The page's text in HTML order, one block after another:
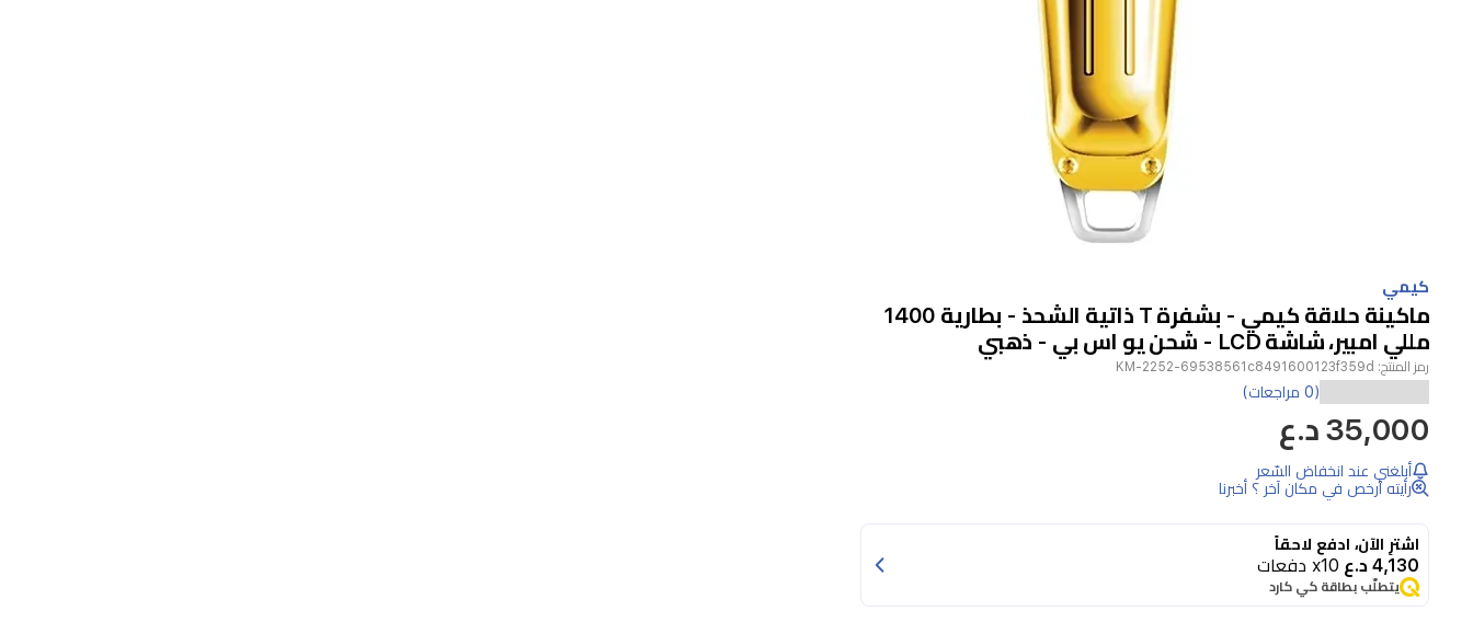
1
of
1
كيمي
ماكينة حلاقة كيمي - بشفرة T ذاتية الشحذ - بطارية 1400
مللي امبير، شاشة LCD - شحن يو اس بي - ذهبي
رمز المنتج: KM-2252-69538561c8491600123f359d
ماكينة
قص
الشعر
KM-
2252
بلون
(0 مراجعات)
35,000 د.ع
أبلغني عند انخفاض السّعر
رأيته أرخص في مكان آخر ؟ أخبرنا
اشترِ الآن، ادفع لاحقاً
4,130 د.ع x10 دفعات
يتطلّب بطاقة كي كارد